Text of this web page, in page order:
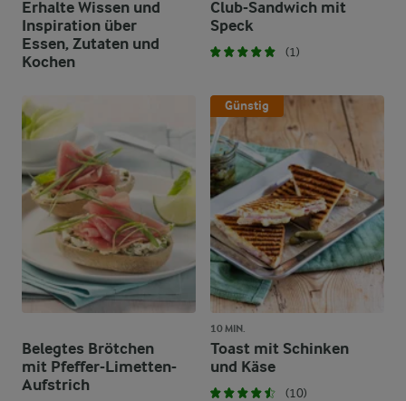
Erhalte Wissen und
Inspiration über
Essen, Zutaten und
Kochen
Club-Sandwich mit
Speck
(1)
Belegtes Brötchen
mit Pfeffer-Limetten-
Aufstrich
Günstig
10 MIN.
Toast mit Schinken
und Käse
(10)